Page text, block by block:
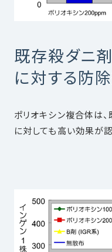
既存殺ダニ
に対する防
ポリオキシン複合体は
に対しても高い効果が